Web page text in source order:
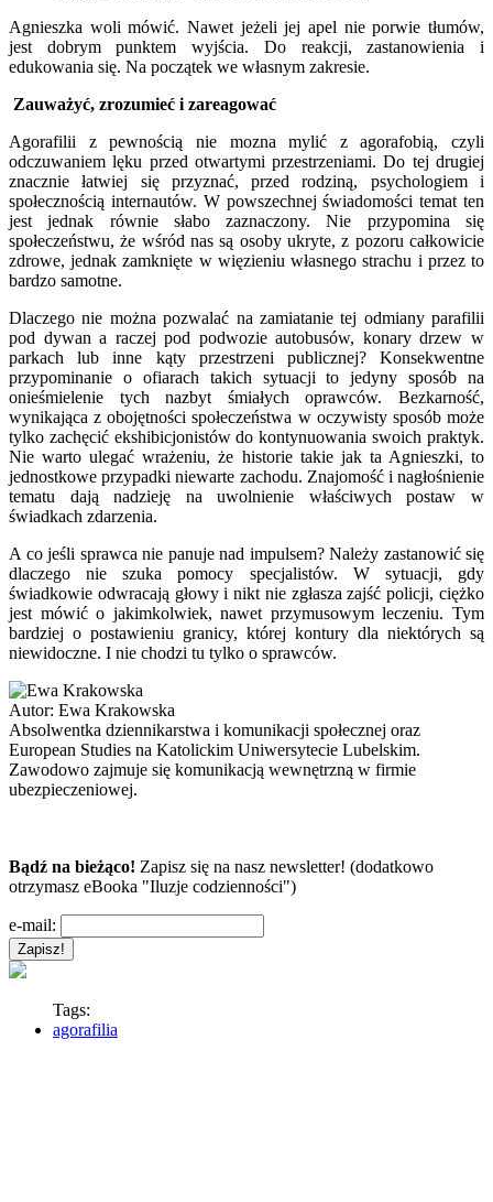
Agnieszka woli mówić. Nawet jeżeli jej apel nie porwie tłumów,
jest dobrym punktem wyjścia. Do reakcji, zastanowienia i
edukowania się. Na początek we własnym zakresie.
Zauważyć, zrozumieć i zareagować
Agorafilii z pewnością nie mozna mylić z agorafobią, czyli
odczuwaniem lęku przed otwartymi przestrzeniami. Do tej drugiej
znacznie łatwiej się przyznać, przed rodziną, psychologiem i
społecznością internautów. W powszechnej świadomości temat ten
jest jednak równie słabo zaznaczony. Nie przypomina się
społeczeństwu, że wśród nas są osoby ukryte, z pozoru całkowicie
zdrowe, jednak zamknięte w więzieniu własnego strachu i przez to
bardzo samotne.
Dlaczego nie można pozwalać na zamiatanie tej odmiany parafilii
pod dywan a raczej pod podwozie autobusów, konary drzew w
parkach lub inne kąty przestrzeni publicznej? Konsekwentne
przypominanie o ofiarach takich sytuacji to jedyny sposób na
onieśmielenie tych nazbyt śmiałych oprawców. Bezkarność,
wynikająca z obojętności społeczeństwa w oczywisty sposób może
tylko zachęcić ekshibicjonistów do kontynuowania swoich praktyk.
Nie warto ulegać wrażeniu, że historie takie jak ta Agnieszki, to
jednostkowe przypadki niewarte zachodu. Znajomość i nagłośnienie
tematu dają nadzieję na uwolnienie właściwych postaw w
świadkach zdarzenia.
A co jeśli sprawca nie panuje nad impulsem? Należy zastanowić się
dlaczego nie szuka pomocy specjalistów. W sytuacji, gdy
świadkowie odwracają głowy i nikt nie zgłasza zajść policji, ciężko
jest mówić o jakimkolwiek, nawet przymusowym leczeniu. Tym
bardziej o postawieniu granicy, której kontury dla niektórych są
niewidoczne. I nie chodzi tu tylko o sprawców.
Autor: Ewa Krakowska
Absolwentka dziennikarstwa i komunikacji społecznej oraz
European Studies na Katolickim Uniwersytecie Lubelskim.
Zawodowo zajmuje się komunikacją wewnętrzną w firmie
ubezpieczeniowej.
Bądź na bieżąco! Zapisz się na nasz newsletter! (dodatkowo
otrzymasz eBooka "Iluzje codzienności")
e-mail:
Tags:
agorafilia